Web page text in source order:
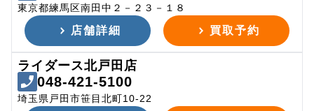
東京都練馬区南田中２－２３－１８
店舗詳細 買取予約
ライダース北戸田店
048-421-5100
埼玉県戸田市笹目北町10-22